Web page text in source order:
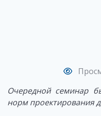
Очередной семинар
норм проектирования